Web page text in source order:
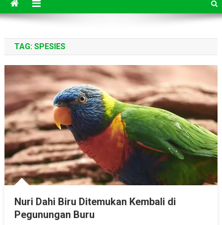
TAG: SPESIES
Nuri Dahi Biru Ditemukan Kembali di
Pegunungan Buru